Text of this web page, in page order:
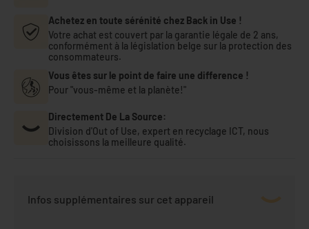
Achetez en toute sérénité chez Back in Use !
Votre achat est couvert par la garantie légale de 2 ans,
conformément à la législation belge sur la protection des
consommateurs.
Vous êtes sur le point de faire une difference !
Pour "vous-même et la planète!"
Directement De La Source:
Division d'Out of Use, expert en recyclage ICT, nous
choisissons la meilleure qualité.
Infos supplémentaires sur cet appareil